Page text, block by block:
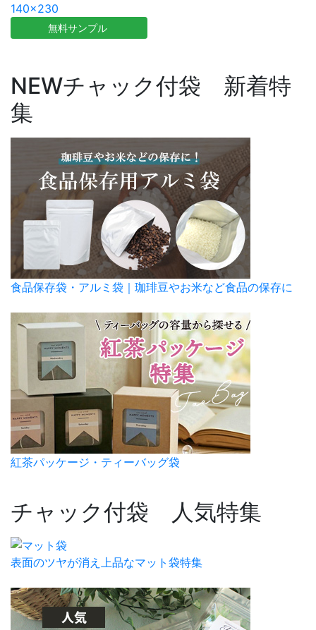
140×230
無料サンプル
NEWチャック付袋 新着特
集
食品保存袋・アルミ袋｜珈琲豆やお米など食品の保存に
紅茶パッケージ・ティーバッグ袋
チャック付袋 人気特集
表面のツヤが消え上品なマット袋特集